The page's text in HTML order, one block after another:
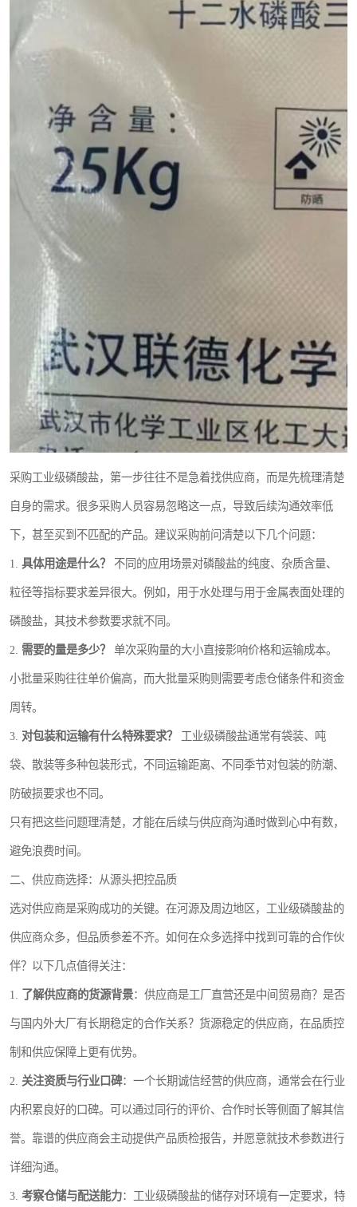
采购工业级磷酸盐，第一步往往不是急着找供应商，而是先梳理清楚
自身的需求。很多采购人员容易忽略这一点，导致后续沟通效率低
下，甚至买到不匹配的产品。建议采购前问清楚以下几个问题：
1. 具体用途是什么？ 不同的应用场景对磷酸盐的纯度、杂质含量、
粒径等指标要求差异很大。例如，用于水处理与用于金属表面处理的
磷酸盐，其技术参数要求就不同。
2. 需要的量是多少？ 单次采购量的大小直接影响价格和运输成本。
小批量采购往往单价偏高，而大批量采购则需要考虑仓储条件和资金
周转。
3. 对包装和运输有什么特殊要求？ 工业级磷酸盐通常有袋装、吨
袋、散装等多种包装形式，不同运输距离、不同季节对包装的防潮、
防破损要求也不同。
只有把这些问题理清楚，才能在后续与供应商沟通时做到心中有数，
避免浪费时间。
二、供应商选择：从源头把控品质
选对供应商是采购成功的关键。在河源及周边地区，工业级磷酸盐的
供应商众多，但品质参差不齐。如何在众多选择中找到可靠的合作伙
伴？以下几点值得关注：
1. 了解供应商的货源背景：供应商是工厂直营还是中间贸易商？是否
与国内外大厂有长期稳定的合作关系？货源稳定的供应商，在品质控
制和供应保障上更有优势。
2. 关注资质与行业口碑：一个长期诚信经营的供应商，通常会在行业
内积累良好的口碑。可以通过同行的评价、合作时长等侧面了解其信
誉。靠谱的供应商会主动提供产品质检报告，并愿意就技术参数进行
详细沟通。
3. 考察仓储与配送能力：工业级磷酸盐的储存对环境有一定要求，特